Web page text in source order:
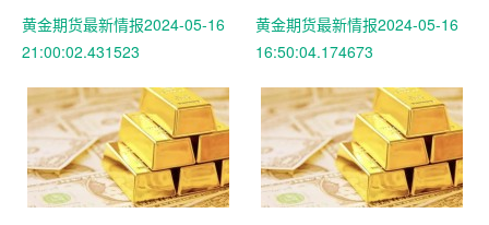
黄金期货最新情报2024-05-16
21:00:02.431523
黄金期货最新情报2024-05-16
16:50:04.174673